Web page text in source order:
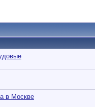
в Москве